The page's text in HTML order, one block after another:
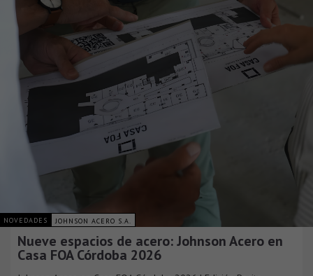
NOVEDADES JOHNSON ACERO S.A.
Nueve espacios de acero: Johnson Acero en
Casa FOA Córdoba 2026